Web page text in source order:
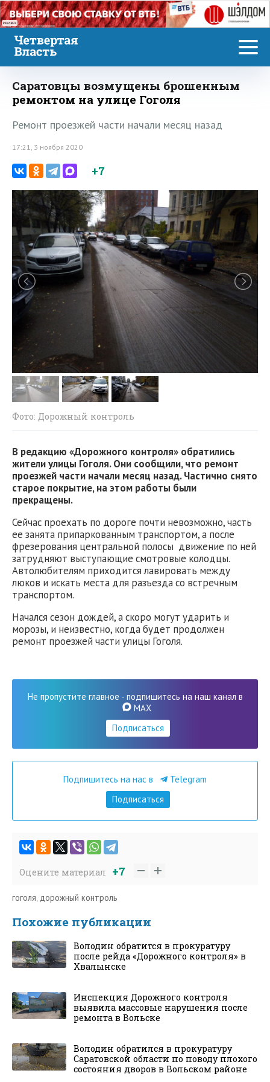
Реклама
Саратовцы возмущены брошенным
ремонтом на улице Гоголя
Ремонт проезжей части начали месяц назад
17:21, 3 ноября 2020
+7
Фото: Дорожный контроль
В редакцию «Дорожного контроля» обратились
жители улицы Гоголя. Они сообщили, что ремонт
проезжей части начали месяц назад. Частично снято
старое покрытие, на этом работы были
прекращены.
Сейчас проехать по дороге почти невозможно, часть
ее занята припаркованным транспортом, а после
фрезерования центральной полосы движение по ней
затрудняют выступающие смотровые колодцы.
Автолюбителям приходится лавировать между
люков и искать места для разъезда со встречным
транспортом.
Начался сезон дождей, а скоро могут ударить и
морозы, и неизвестно, когда будет продолжен
ремонт проезжей части улицы Гоголя.
Не пропустите главное - подпишитесь на наш канал в
MAX
Подписаться
Подпишитесь на нас в
Telegram
Подписаться
Оцените материал +7
гоголя дорожный контроль
Похожие публикации
Володин обратится в прокуратуру
после рейда «Дорожного контроля» в
Хвалынске
Инспекция Дорожного контроля
выявила массовые нарушения после
ремонта в Вольске
Володин обратился в прокуратуру
Саратовской области по поводу плохого
состояния дворов в Вольском районе